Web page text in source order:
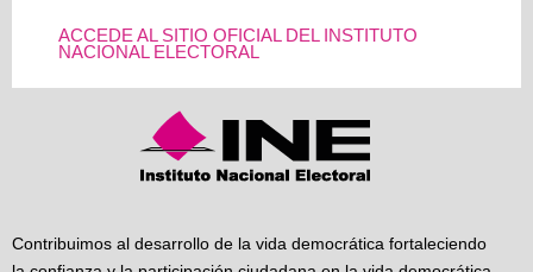
ACCEDE AL SITIO OFICIAL DEL INSTITUTO
NACIONAL ELECTORAL
Contribuimos al desarrollo de la vida democrática fortaleciendo